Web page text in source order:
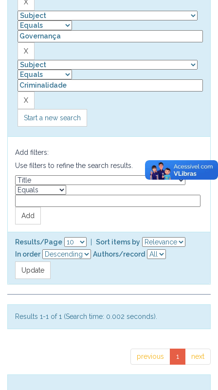
Start a new search
Add filters:
Use filters to refine the search results.
Results/Page
Sort items by
In order
Authors/record
Results 1-1 of 1 (Search time: 0.002 seconds).
previous 1 next